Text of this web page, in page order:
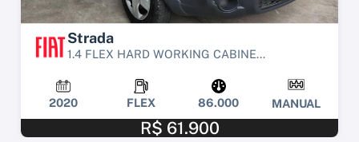
Strada
1.4 FLEX HARD WORKING CABINE...
2020 FLEX 86.000 MANUAL
R$ 61.900